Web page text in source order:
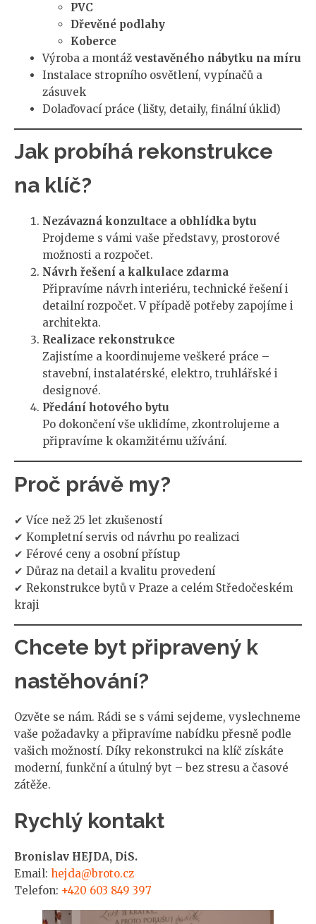
PVC
Dřevěné podlahy
Koberce
Výroba a montáž vestavěného nábytku na míru
Instalace stropního osvětlení, vypínačů a
zásuvek
Dolaďovací práce (lišty, detaily, finální úklid)
Jak probíhá rekonstrukce
na klíč?
Nezávazná konzultace a obhlídka bytu
Projdeme s vámi vaše představy, prostorové
možnosti a rozpočet.
Návrh řešení a kalkulace zdarma
Připravíme návrh interiéru, technické řešení i
detailní rozpočet. V případě potřeby zapojíme i
architekta.
Realizace rekonstrukce
Zajistíme a koordinujeme veškeré práce –
stavební, instalatérské, elektro, truhlářské i
designové.
Předání hotového bytu
Po dokončení vše uklidíme, zkontrolujeme a
připravíme k okamžitému užívání.
Proč právě my?
✔ Více než 25 let zkušeností
✔ Kompletní servis od návrhu po realizaci
✔ Férové ceny a osobní přístup
✔ Důraz na detail a kvalitu provedení
✔ Rekonstrukce bytů v Praze a celém Středočeském
kraji
Chcete byt připravený k
nastěhování?
Ozvěte se nám. Rádi se s vámi sejdeme, vyslechneme
vaše požadavky a připravíme nabídku přesně podle
vašich možností. Díky rekonstrukci na klíč získáte
moderní, funkční a útulný byt – bez stresu a časové
zátěže.
Rychlý kontakt
Bronislav HEJDA, DiS.
Email: hejda@broto.cz
Telefon: +420 603 849 397